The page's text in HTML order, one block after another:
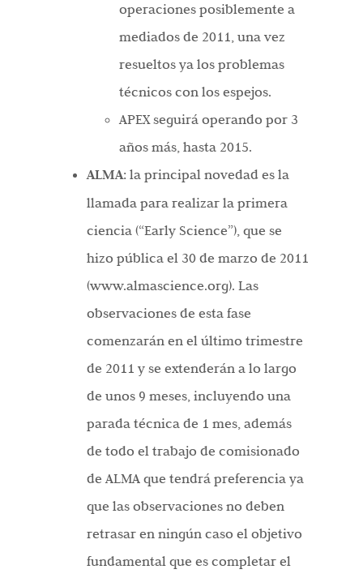
operaciones posiblemente a
mediados de 2011, una vez
resueltos ya los problemas
técnicos con los espejos.
APEX seguirá operando por 3
años más, hasta 2015.
ALMA: la principal novedad es la
llamada para realizar la primera
ciencia (“Early Science”), que se
hizo pública el 30 de marzo de 2011
(www.almascience.org). Las
observaciones de esta fase
comenzarán en el último trimestre
de 2011 y se extenderán a lo largo
de unos 9 meses, incluyendo una
parada técnica de 1 mes, además
de todo el trabajo de comisionado
de ALMA que tendrá preferencia ya
que las observaciones no deben
retrasar en ningún caso el objetivo
fundamental que es completar el